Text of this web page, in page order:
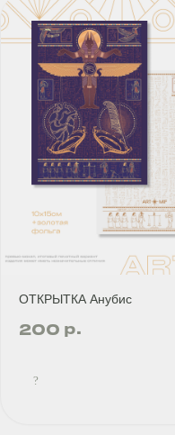
ОТКРЫТКА Анубис
200 р.
?